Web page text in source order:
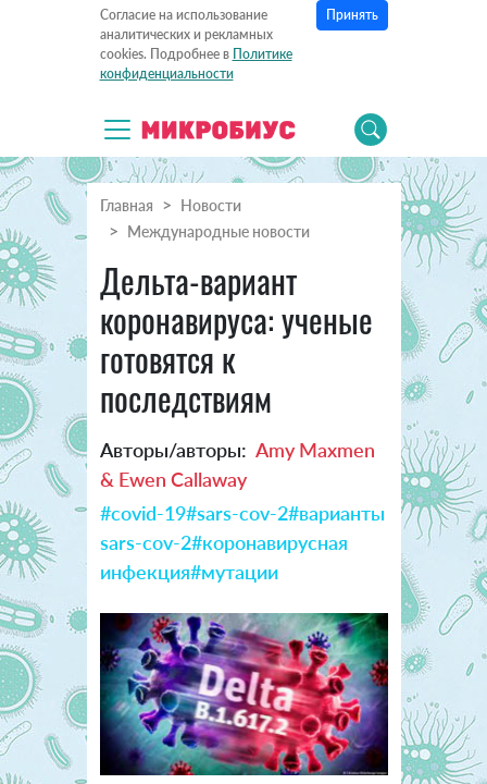
Согласие на использование
аналитических и рекламных
cookies. Подробнее в Политике
конфиденциальности
Принять
Главная
Новости
Международные новости
Дельта-вариант
коронавируса: ученые
готовятся к
последствиям
Авторы/авторы: Amy Maxmen
& Ewen Callaway
#covid-19#sars-cov-2#варианты
sars-cov-2#коронавирусная
инфекция#мутации